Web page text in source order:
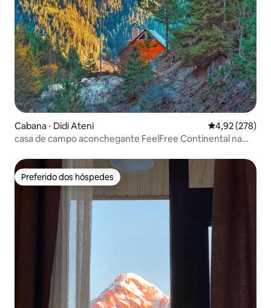
Cabana ⋅ Didi Ateni 4,92 de uma
4,92 (278)
casa de campo aconchegante FeelFree Continental na
Preferido dos hóspedes
Preferido dos hóspedes